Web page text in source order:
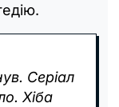
Серіал
Хіба